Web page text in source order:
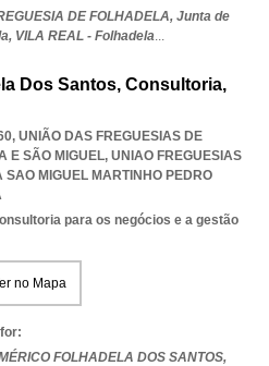
DE FOLHADELA, Junta de
VILA REAL - Folhadela...
Dos Santos, Consultoria,
UNIÃO DAS FREGUESIAS DE
E SÃO MIGUEL, UNIAO FREGUESIAS
MIGUEL MARTINHO PEDRO
para os negócios e a gestão
no Mapa
FOLHADELA DOS SANTOS,